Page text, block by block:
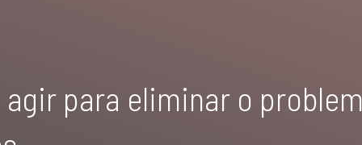
para eliminar o